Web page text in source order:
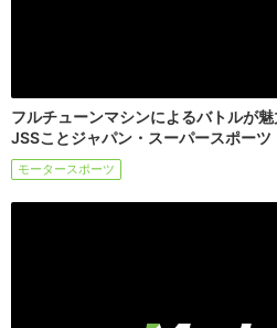
フルチューンマシンによるバトルが
JSSことジャパン・スーパースポー
モータースポーツ